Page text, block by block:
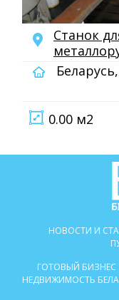
Станок
0.00 м2
НОВОСТИ И
ГОТОВЫЙ БИЗНЕС
НЕДВИЖИМОСТЬ